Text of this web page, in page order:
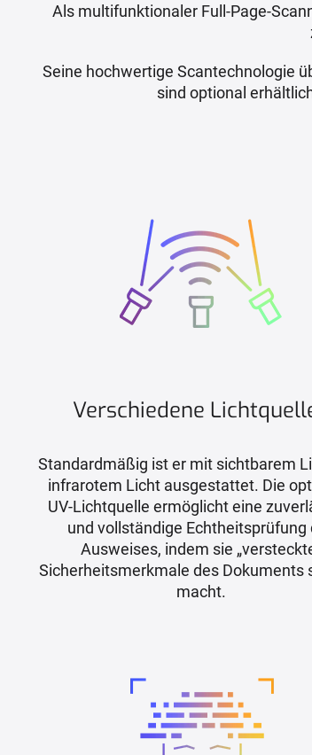
Als multifunktionaler Full-Page-
Seine hochwertige Scantechnologie
sind optional
Verschiedene
Standardmäßig ist er mit sichtbarem
infrarotem Licht ausgestattet. Die
UV-Lichtquelle ermöglicht eine
und vollständige Echtheitsprüfung
Ausweises, indem sie
Sicherheitsmerkmale des Dokuments
macht.